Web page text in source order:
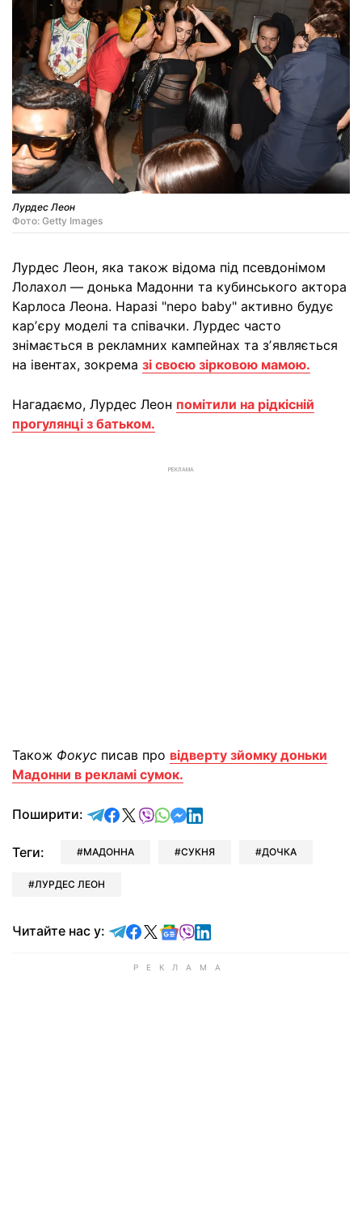
Лурдес Леон
Фото: Getty Images
Лурдес Леон, яка також відома під псевдонімом
Лолахол — донька Мадонни та кубинського актора
Карлоса Леона. Наразі "nepo baby" активно будує
карʼєру моделі та співачки. Лурдес часто
знімається в рекламних кампейнах та зʼявляється
на івентах, зокрема зі своєю зірковою мамою.
Нагадаємо, Лурдес Леон помітили на рідкісній
прогулянці з батьком.
РЕКЛАМА
Також Фокус писав про відверту зйомку доньки
Мадонни в рекламі сумок.
Поширити: відправити у Telegram
поділитись у Facebook
поділитись у X
відправити у Viber
відправити у Whatsapp
відправити у Messenger
відправити у LinkedIn
Теги: МАДОННА СУКНЯ ДОЧКА
ЛУРДЕС ЛЕОН
Читайте нас у: Читайте у Telegram
Читайте у Facebook
Читайте у X
Читайте у Google news
Читайте у Viber
Читайте у LinkedIn